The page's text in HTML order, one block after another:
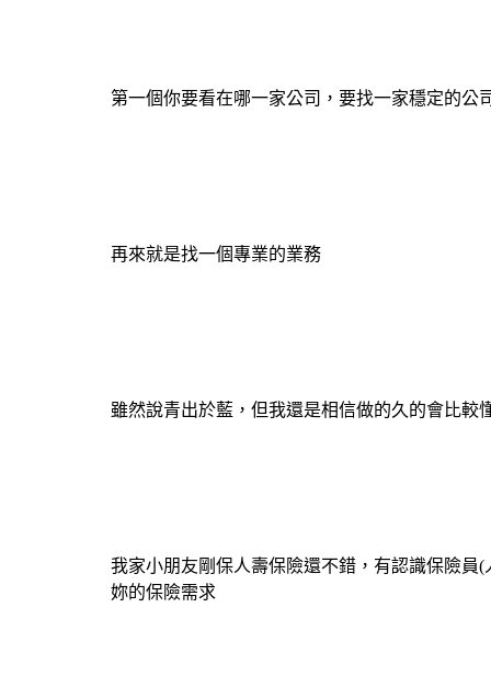
第一個你要看在哪一家公司，要找一家穩定的公
再來就是找一個專業的業務
雖然說青出於藍，但我還是相信做的久的會比較
我家小朋友剛保人壽保險還不錯，有認識保險員(
妳的保險需求